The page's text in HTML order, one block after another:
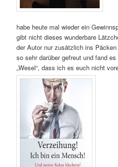
habe heute mal wieder ein
gibt nicht dieses wunderbare
der Autor nur zusätzlich ins
so sehr darüber gefreut und fand
„Wesel“, dass ich es euch nicht